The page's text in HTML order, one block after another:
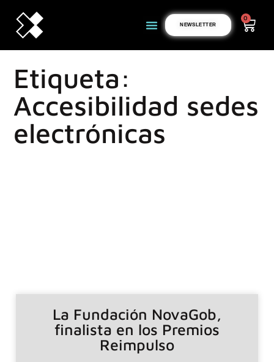
NEWSLETTER
0
Etiqueta:
Accesibilidad sedes
electrónicas
La Fundación NovaGob,
finalista en los Premios
Reimpulso